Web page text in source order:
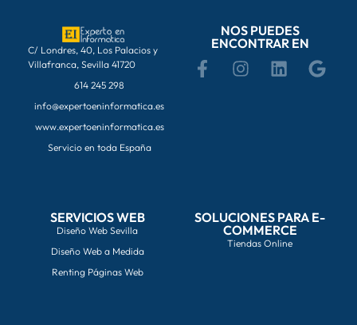
C/ Londres, 40, Los Palacios y
Villafranca, Sevilla 41720
614 245 298
info@expertoeninformatica.es
www.expertoeninformatica.es
Servicio en toda España
NOS PUEDES
ENCONTRAR EN
SERVICIOS WEB
Diseño Web Sevilla
Diseño Web a Medida
Renting Páginas Web
SOLUCIONES PARA E-
COMMERCE
Tiendas Online